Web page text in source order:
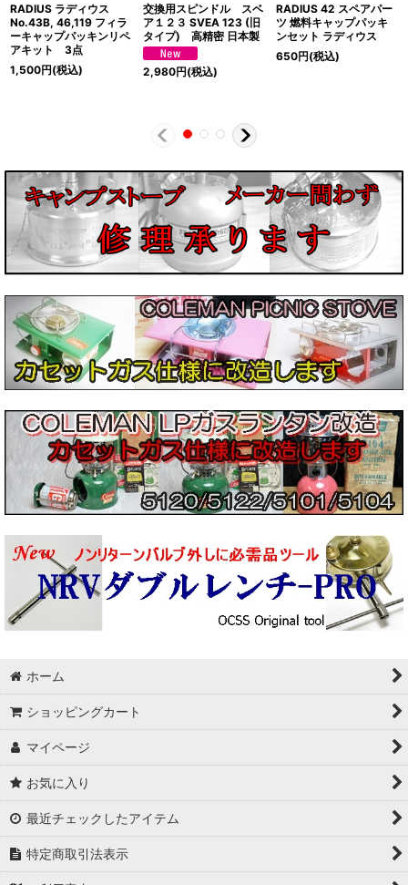
RADIUS ラディウス
No.43B, 46,119 フィラ
ーキャップパッキンリペ
アキット 3点
1,500円(税込)
交換用スピンドル スベ
ア１２３ SVEA 123 (旧
タイプ) 高精密 日本製
2,980円(税込)
RADIUS 42 スペアパー
ツ 燃料キャップパッキ
ンセット ラディウス
650円(税込)
ホーム
ショッピングカート
マイページ
お気に入り
最近チェックしたアイテム
特定商取引法表示